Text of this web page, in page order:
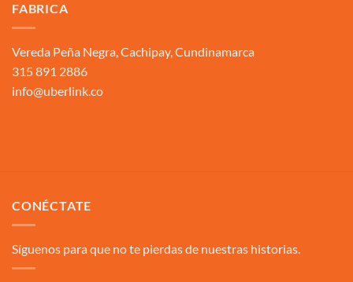
FABRICA
Vereda Peña Negra, Cachipay, Cundinamarca
315 891 2886
info@uberlink.co
CONÉCTATE
Síguenos para que no te pierdas de nuestras historias.